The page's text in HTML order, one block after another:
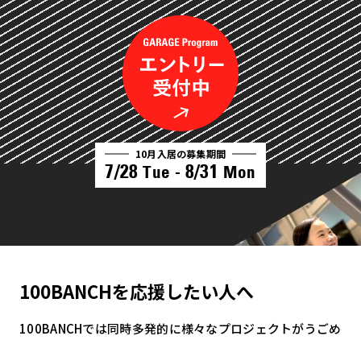
10月入居の募集期間
7/28 Tue - 8/31 Mon
100BANCHを応援したい人へ
100BANCHでは同時多発的に様々なプロジェクトがうごめ